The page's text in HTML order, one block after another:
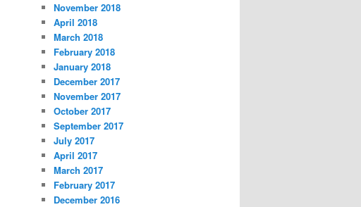
November 2018
April 2018
March 2018
February 2018
January 2018
December 2017
November 2017
October 2017
September 2017
July 2017
April 2017
March 2017
February 2017
December 2016